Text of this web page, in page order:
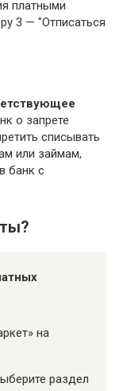
платными
3 — "Отписаться
о запрете
списывать
или займам,
банк с
на
раздел